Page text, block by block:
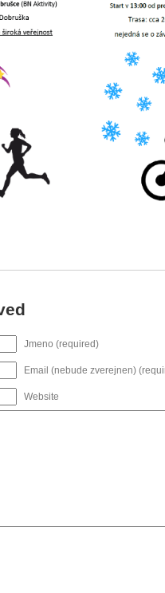
Jmeno (required)
Email (nebude zverejnen)
Website